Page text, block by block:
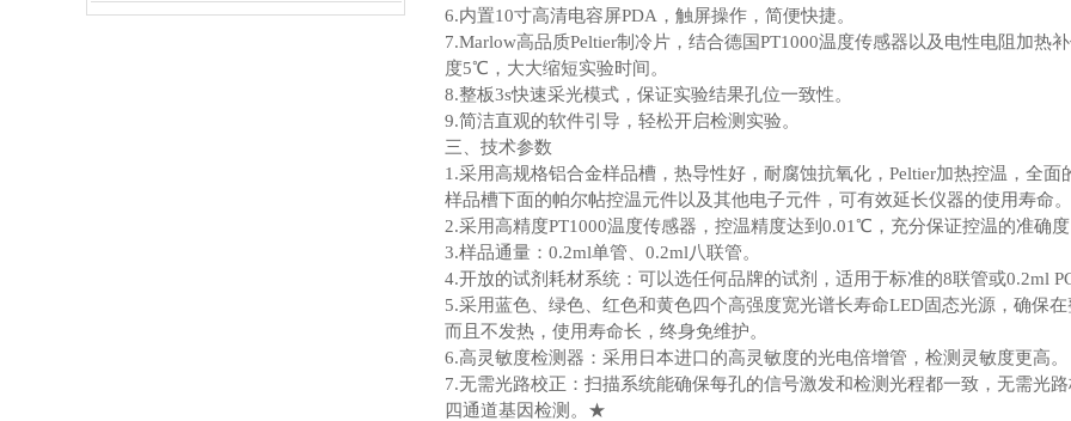
6.内置10寸高清电容屏PDA，触屏操作，简便快捷。
7.Marlow高品质Peltier制冷片，结合德国PT1000温度传感器以及电性电阻加
度5℃，大大缩短实验时间。
8.整板3s快速采光模式，保证实验结果孔位一致性。
9.简洁直观的软件引导，轻松开启检测实验。
三、技术参数
1.采用高规格铝合金样品槽，热导性好，耐腐蚀抗氧化，Peltier加热控温，全
样品槽下面的帕尔帖控温元件以及其他电子元件，可有效延长仪器的使用寿命。
2.采用高精度PT1000温度传感器，控温精度达到0.01℃，充分保证控温的准确
3.样品通量：0.2ml单管、0.2ml八联管。
4.开放的试剂耗材系统：可以选任何品牌的试剂，适用于标准的8联管或0.2ml
5.采用蓝色、绿色、红色和黄色四个高强度宽光谱长寿命LED固态光源，确保
而且不发热，使用寿命长，终身免维护。
6.高灵敏度检测器：采用日本进口的高灵敏度的光电倍增管，检测灵敏度更高。
7.无需光路校正：扫描系统能确保每孔的信号激发和检测光程都一致，无需光
四通道基因检测。★